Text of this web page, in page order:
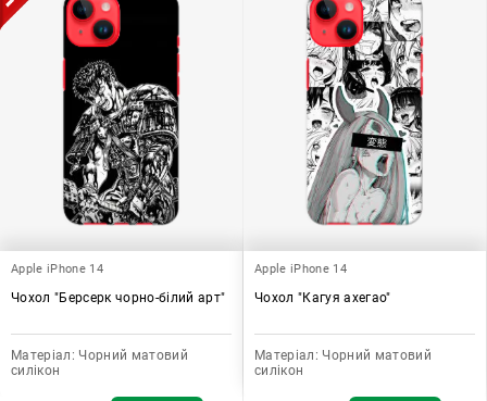
Apple iPhone 14
Чохол "Берсерк чорно-білий арт"
Матеріал: Чорний матовий
силікон
Apple iPhone 14
Чохол "Кагуя ахегао"
Матеріал: Чорний матовий
силікон